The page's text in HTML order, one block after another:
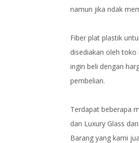
namun jika ndak
Fiber plat plastik
disediakan oleh
ingin beli dengan
pembelian.
Terdapat beberapa
dan Luxury Glass
Barang yang kami